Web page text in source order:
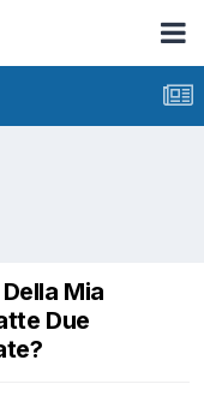
Mia
Due